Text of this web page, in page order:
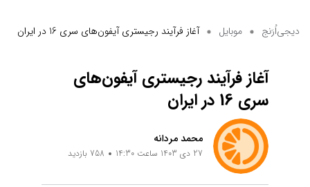
دیجی‌اُرَنج موبایل آغاز فرآیند رجیستری آیفون‌های سری 16 در ایران
آغاز فرآیند رجیستری آیفون‌های
سری 16 در ایران
محمد مردانه
27 دی 1403 ساعت 14:30 758 بازدید